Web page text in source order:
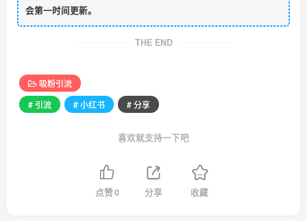
会第一时间更新。
THE END
吸粉引流
# 引流
# 小红书 # 分享
喜欢就支持一下吧
点赞0 分享 收藏